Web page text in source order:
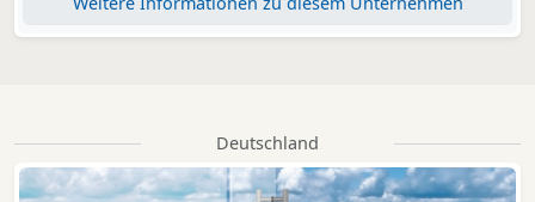
Deutschland